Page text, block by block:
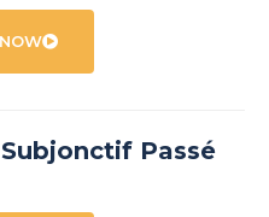
Passé